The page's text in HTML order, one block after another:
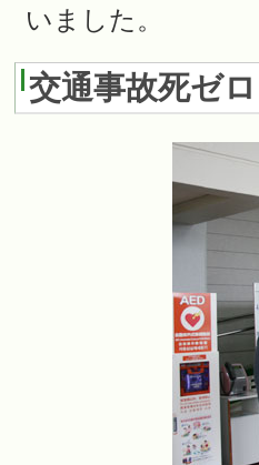
いました。
交通事故死ゼ